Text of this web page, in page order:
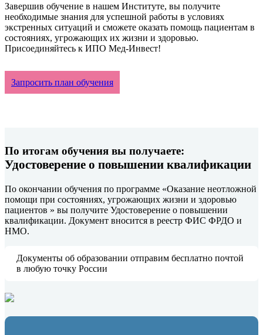
Завершив обучение в нашем Институте, вы получите
необходимые знания для успешной работы в условиях
экстренных ситуаций и сможете оказать помощь пациентам в
состояниях, угрожающих их жизни и здоровью.
Присоединяйтесь к ИПО Мед-Инвест!
Запросить план обучения
По итогам обучения вы получаете:
Удостоверение о повышении квалификации
По окончании обучения по программе «Оказание неотложной
помощи при состояниях, угрожающих жизни и здоровью
пациентов » вы получите Удостоверение о повышении
квалификации. Документ вносится в реестр ФИС ФРДО и
НМО.
Документы об образовании отправим бесплатно почтой
в любую точку России